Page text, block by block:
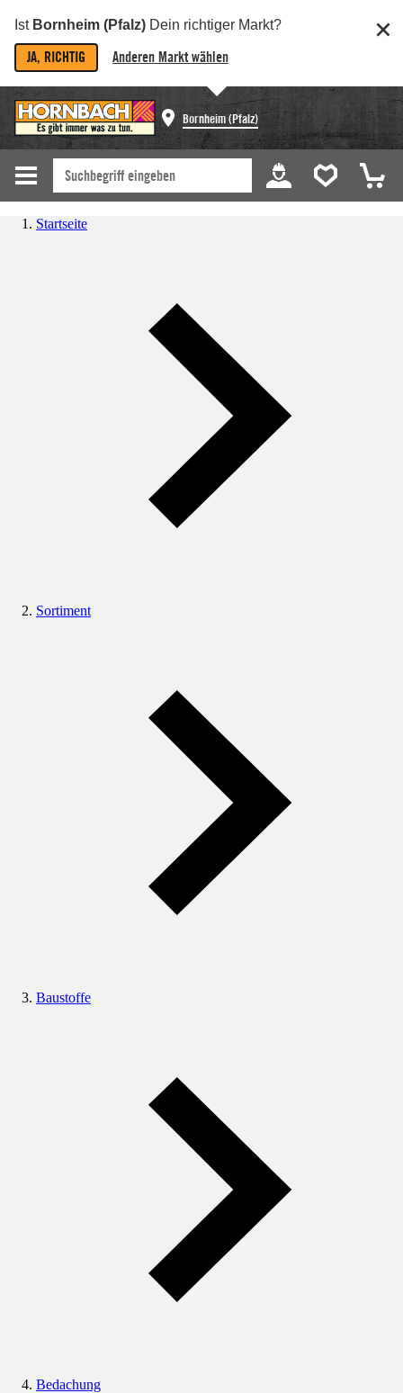
Ist Bornheim (Pfalz) Dein richtiger Markt?
JA, RICHTIG Anderen Markt wählen
Bornheim (Pfalz)
Startseite
Sortiment
Baustoffe
Bedachung